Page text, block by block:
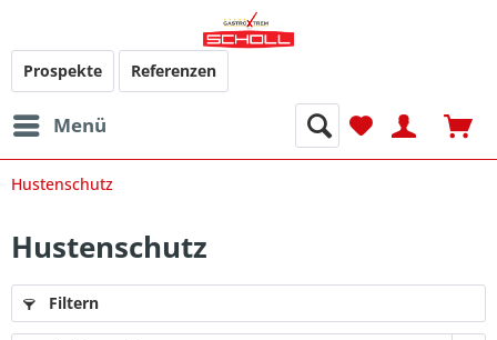
Prospekte Referenzen
Menü
Hustenschutz
Hustenschutz
Filtern